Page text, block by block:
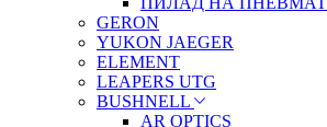
GERON
YUKON JAEGER
ELEMENT
LEAPERS UTG
BUSHNELL
AR OPTICS